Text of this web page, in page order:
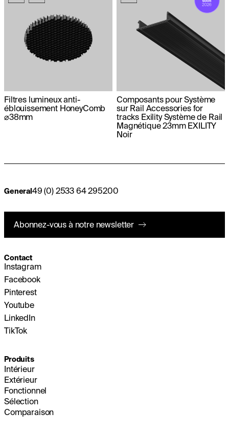
Filtres lumineux anti-
éblouissement HoneyComb
⌀38mm
Composants pour Système
sur Rail Accessories for
tracks Exility Système de Rail
Magnétique 23mm EXILITY
Noir
General49 (0) 2533 64 295200
Abonnez-vous à notre newsletter
Contact
Instagram
Facebook
Pinterest
Youtube
LinkedIn
TikTok
Produits
Intérieur
Extérieur
Fonctionnel
Sélection
Comparaison